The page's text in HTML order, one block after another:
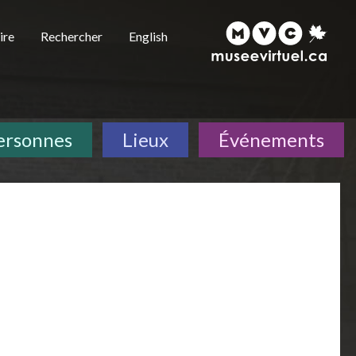
Rechercher English
Lieux Événements